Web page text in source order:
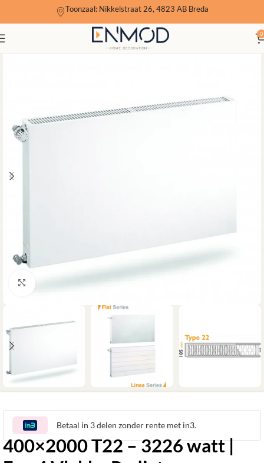
Toonzaal: Nikkelstraat 26, 4823 AB Breda
0
Klik om te vergroten
Betaal in 3 delen zonder rente met in3.
400×2000 T22 – 3226 watt |